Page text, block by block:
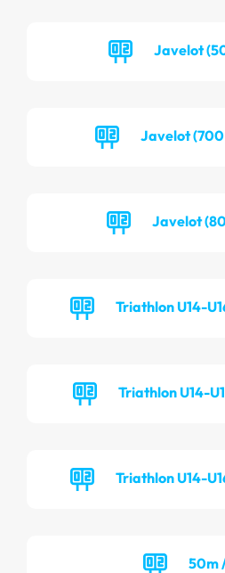
Javelot
Javelot (700
Javelot
Triathlon U14-
Triathlon U14-
Triathlon U14-
50m